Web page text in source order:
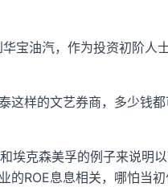
宝油汽，作为投资初阶
这样的文艺券商，多少钱
埃克森美孚的例子来说明
的ROE息息相关，哪怕当